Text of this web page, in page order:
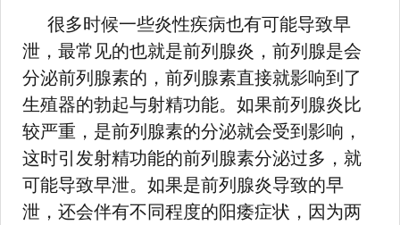
很多时候一些炎性疾病也有可能导致早
泄，最常见的也就是前列腺炎，前列腺是会
分泌前列腺素的，前列腺素直接就影响到了
生殖器的勃起与射精功能。如果前列腺炎比
较严重，是前列腺素的分泌就会受到影响，
这时引发射精功能的前列腺素分泌过多，就
可能导致早泄。如果是前列腺炎导致的早
泄，还会伴有不同程度的阳痿症状，因为两